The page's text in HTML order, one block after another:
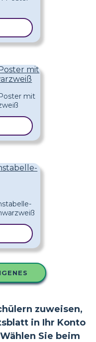
mit
zuweisen,
in Ihr Konto
Sie beim